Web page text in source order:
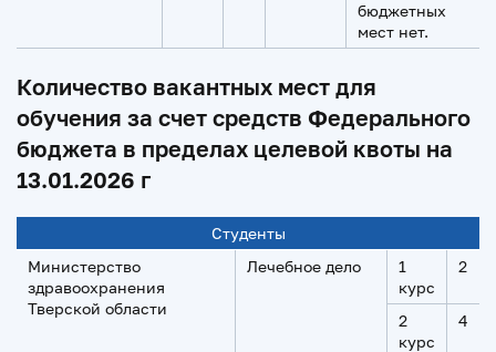
бюджетных
мест нет.
Количество вакантных мест для
обучения за счет средств Федерального
бюджета в пределах целевой квоты на
13.01.2026 г
Студенты
Министерство
здравоохранения
Тверской области
Лечебное дело
1
курс
2
2
курс
4